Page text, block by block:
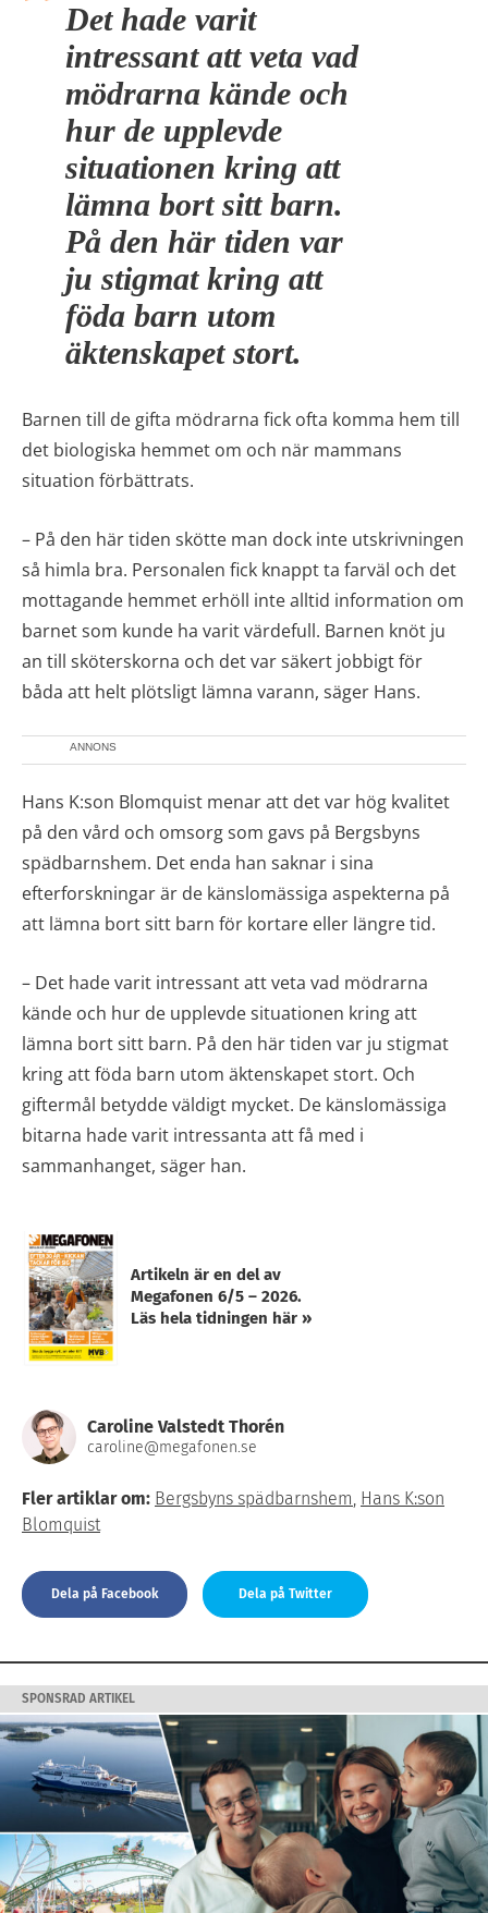
Det hade varit
intressant att veta vad
mödrarna kände och
hur de upplevde
situationen kring att
lämna bort sitt barn.
På den här tiden var
ju stigmat kring att
föda barn utom
äktenskapet stort.
Barnen till de gifta mödrarna fick ofta komma hem till
det biologiska hemmet om och när mammans
situation förbättrats.
– På den här tiden skötte man dock inte utskrivningen
så himla bra. Personalen fick knappt ta farväl och det
mottagande hemmet erhöll inte alltid information om
barnet som kunde ha varit värdefull. Barnen knöt ju
an till sköterskorna och det var säkert jobbigt för
båda att helt plötsligt lämna varann, säger Hans.
ANNONS
Hans K:son Blomquist menar att det var hög kvalitet
på den vård och omsorg som gavs på Bergsbyns
spädbarnshem. Det enda han saknar i sina
efterforskningar är de känslomässiga aspekterna på
att lämna bort sitt barn för kortare eller längre tid.
– Det hade varit intressant att veta vad mödrarna
kände och hur de upplevde situationen kring att
lämna bort sitt barn. På den här tiden var ju stigmat
kring att föda barn utom äktenskapet stort. Och
giftermål betydde väldigt mycket. De känslomässiga
bitarna hade varit intressanta att få med i
sammanhanget, säger han.
Artikeln är en del av
Megafonen 6/5 – 2026.
Läs hela tidningen här »
Caroline Valstedt Thorén
caroline@megafonen.se
Fler artiklar om: Bergsbyns spädbarnshem, Hans K:son
Blomquist
Dela på Facebook Dela på Twitter
SPONSRAD ARTIKEL